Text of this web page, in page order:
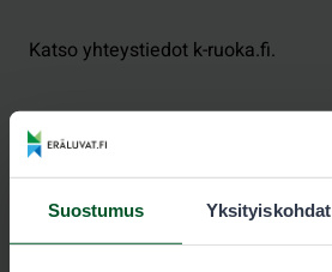
Suostumus Yksityiskohdat
Katso yhteystiedot k-ruoka.fi.
Konesola Ky, Nurmes